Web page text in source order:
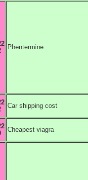
Phentermine
Car shipping cost
Cheapest viagra